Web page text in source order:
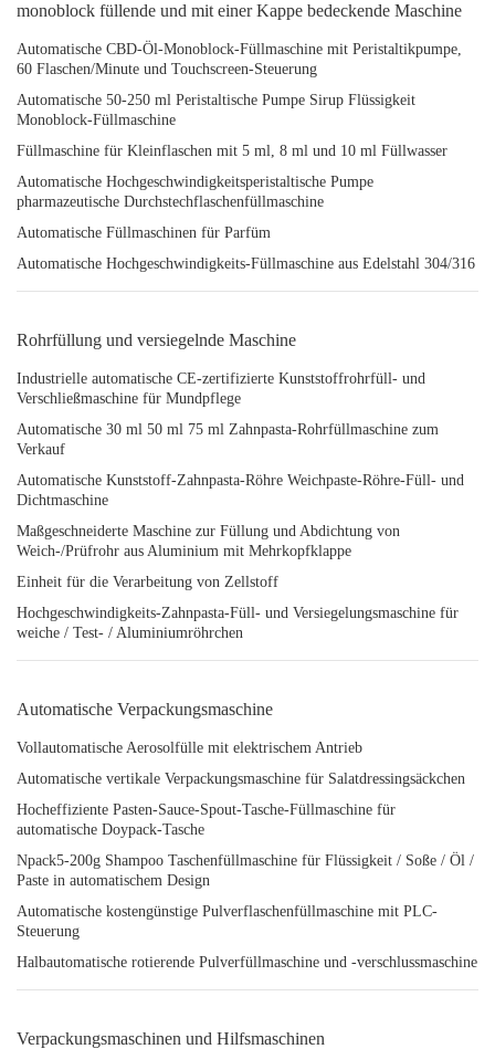
monoblock füllende und mit einer Kappe bedeckende Maschine
Automatische CBD-Öl-Monoblock-Füllmaschine mit Peristaltikpumpe,
60 Flaschen/Minute und Touchscreen-Steuerung
Automatische 50-250 ml Peristaltische Pumpe Sirup Flüssigkeit
Monoblock-Füllmaschine
Füllmaschine für Kleinflaschen mit 5 ml, 8 ml und 10 ml Füllwasser
Automatische Hochgeschwindigkeitsperistaltische Pumpe
pharmazeutische Durchstechflaschenfüllmaschine
Automatische Füllmaschinen für Parfüm
Automatische Hochgeschwindigkeits-Füllmaschine aus Edelstahl 304/316
Rohrfüllung und versiegelnde Maschine
Industrielle automatische CE-zertifizierte Kunststoffrohrfüll- und
Verschließmaschine für Mundpflege
Automatische 30 ml 50 ml 75 ml Zahnpasta-Rohrfüllmaschine zum
Verkauf
Automatische Kunststoff-Zahnpasta-Röhre Weichpaste-Röhre-Füll- und
Dichtmaschine
Maßgeschneiderte Maschine zur Füllung und Abdichtung von
Weich-/Prüfrohr aus Aluminium mit Mehrkopfklappe
Einheit für die Verarbeitung von Zellstoff
Hochgeschwindigkeits-Zahnpasta-Füll- und Versiegelungsmaschine für
weiche / Test- / Aluminiumröhrchen
Automatische Verpackungsmaschine
Vollautomatische Aerosolfülle mit elektrischem Antrieb
Automatische vertikale Verpackungsmaschine für Salatdressingsäckchen
Hocheffiziente Pasten-Sauce-Spout-Tasche-Füllmaschine für
automatische Doypack-Tasche
Npack5-200g Shampoo Taschenfüllmaschine für Flüssigkeit / Soße / Öl /
Paste in automatischem Design
Automatische kostengünstige Pulverflaschenfüllmaschine mit PLC-
Steuerung
Halbautomatische rotierende Pulverfüllmaschine und -verschlussmaschine
Verpackungsmaschinen und Hilfsmaschinen